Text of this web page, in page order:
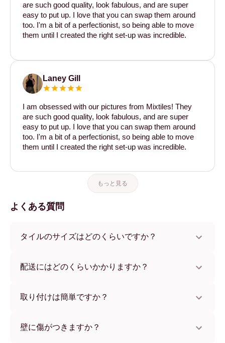
are such good quality, look fabulous, and are super
easy to put up. I love that you can swap them around
too. I'm a bit of a perfectionist, so being able to move
them until I created the right set-up was incredible.
Laney Gill
I am obsessed with our pictures from Mixtiles! They
are such good quality, look fabulous, and are super
easy to put up. I love that you can swap them around
too. I'm a bit of a perfectionist, so being able to move
them until I created the right set-up was incredible.
もっと見る
よくある質問
タイルのサイズはどのくらいですか？
56x112 cmサイズもございます。さまざまな素材とフレー
配送にはどのくらいかかりますか？
用いただけます。ご注文後、追跡番号をお知らせします。
取り付けは簡単ですか？
をつけないため、賃貸のお部屋でも安心してお使いいただ
壁に傷がつきますか？